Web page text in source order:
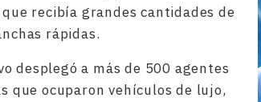
recibía grandes cantidades de
rápidas.
desplegó a más de 500 agentes
que ocuparon vehículos de lujo,